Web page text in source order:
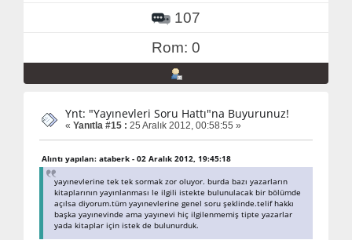
107
Rom: 0
Ynt: "Yayınevleri Soru Hattı"na Buyurunuz!
« Yanıtla #15 : 25 Aralık 2012, 00:58:55 »
Alıntı yapılan: ataberk - 02 Aralık 2012, 19:45:18
yayınevlerine tek tek sormak zor oluyor. burda bazı yazarların
kitaplarının yayınlanması le ilgili istekte bulunulacak bir bölümde
açılsa diyorum.tüm yayınevlerine genel soru şeklinde.telif hakkı
başka yayınevinde ama yayınevi hiç ilgilenmemiş tipte yazarlar
yada kitaplar için istek de bulunurduk.